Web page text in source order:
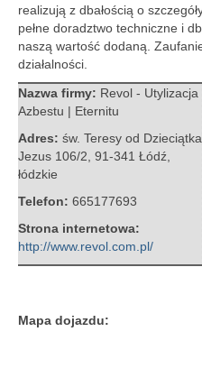
realizują z dbałością o
pełne doradztwo techniczne i
naszą wartość dodaną.
działalności.
Nazwa firmy: Revol - Utylizacja
Azbestu | Eternitu
Adres: św. Teresy od Dzieciątka
Jezus 106/2 91-341 Łódź
łódzkie
Telefon: 665177693
Strona internetowa:
http://www.revol.com.pl/
Mapa dojazdu: